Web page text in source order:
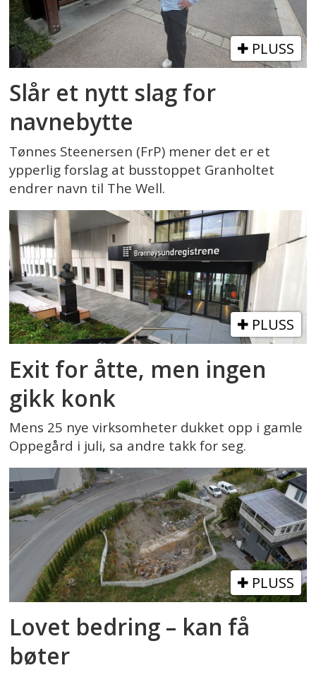
PLUSS
Slår et nytt slag for
navnebytte
Tønnes Steenersen (FrP) mener det er et
ypperlig forslag at busstoppet Granholtet
endrer navn til The Well.
PLUSS
Exit for åtte, men ingen
gikk konk
Mens 25 nye virksomheter dukket opp i gamle
Oppegård i juli, sa andre takk for seg.
PLUSS
Lovet bedring – kan få
bøter